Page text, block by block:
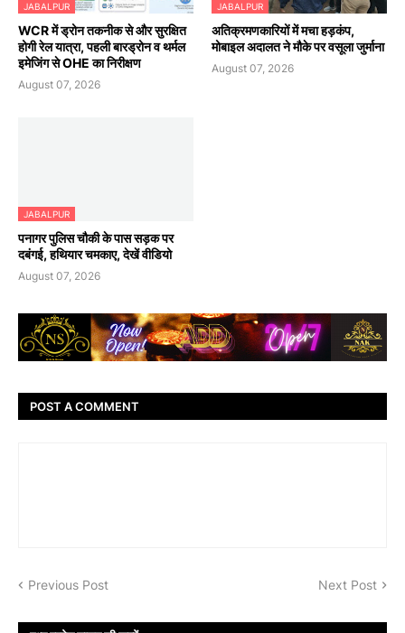
JABALPUR
WCR में ड्रोन तकनीक से और सुरक्षित
होगी रेल यात्रा, पहली बारड्रोन व थर्मल
इमेजिंग से OHE का निरीक्षण
August 07, 2026
JABALPUR
अतिक्रमणकारियों में मचा हड़कंप,
मोबाइल अदालत ने मौके पर वसूला जुर्माना
August 07, 2026
JABALPUR
पनागर पुलिस चौकी के पास सड़क पर
दबंगई, हथियार चमकाए, देखें वीडियो
August 07, 2026
POST A COMMENT
Previous Post Next Post